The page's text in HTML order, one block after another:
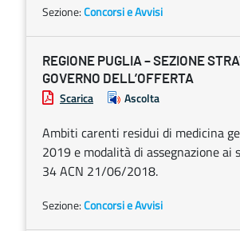
Sezione:Concorsi e Avvisi
REGIONE PUGLIA – SEZIONE
GOVERNO DELL’OFFERTA
Scarica Ascolta
Ambiti carenti residui di medicina
2019 e modalità di assegnazione ai
34 ACN 21/06/2018.
Sezione:Concorsi e Avvisi